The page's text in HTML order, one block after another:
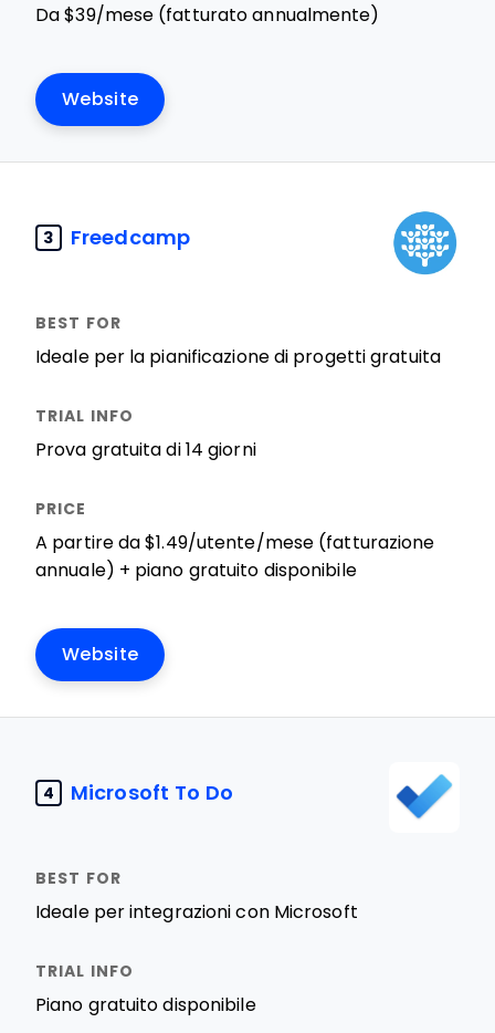
Da $39/mese (fatturato annualmente)
Website
3 Freedcamp
Ideale per la pianificazione di progetti gratuita
Prova gratuita di 14 giorni
A partire da $1.49/utente/mese (fatturazione
annuale) + piano gratuito disponibile
Website
4 Microsoft To Do
Ideale per integrazioni con Microsoft
Piano gratuito disponibile